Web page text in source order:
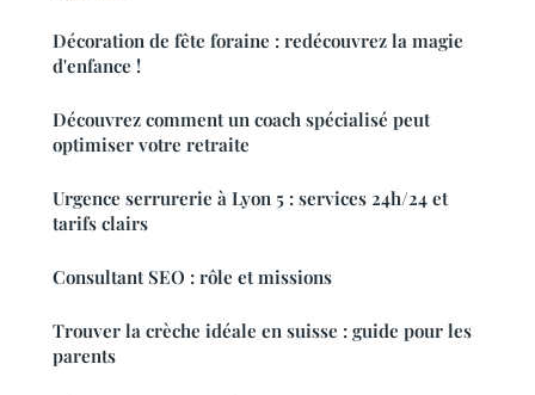
Décoration de fête foraine : redécouvrez la magie
d'enfance !
Découvrez comment un coach spécialisé peut
optimiser votre retraite
Urgence serrurerie à Lyon 5 : services 24h/24 et
tarifs clairs
Consultant SEO : rôle et missions
Trouver la crèche idéale en suisse : guide pour les
parents